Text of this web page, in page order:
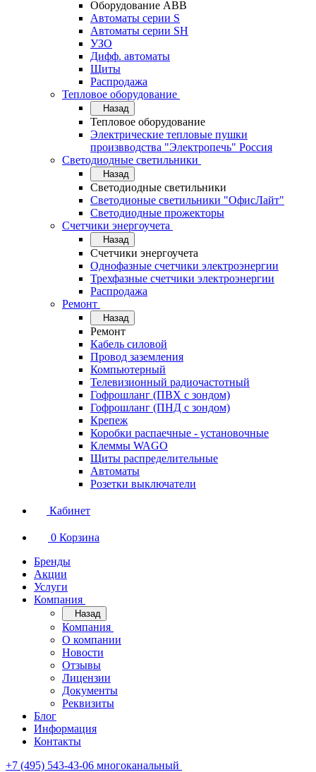
Оборудование АВВ
Автоматы серии S
Автоматы серии SH
УЗО
Дифф. автоматы
Щиты
Распродажа
Тепловое оборудование
Назад
Тепловое оборудование
Электрические тепловые пушки
произвводства "Электропечь" Россия
Светодиодные светильники
Назад
Светодиодные светильники
Светодионые светильники "ОфисЛайт"
Светодиодные прожекторы
Счетчики энергоучета
Назад
Счетчики энергоучета
Однофазные счетчики электроэнергии
Трехфазные счетчики электроэнергии
Распродажа
Ремонт
Назад
Ремонт
Кабель силовой
Провод заземления
Компьютерный
Телевизионный радиочастотный
Гофрошланг (ПВХ с зондом)
Гофрошланг (ПНД с зондом)
Крепеж
Коробки распаечные - установочные
Клеммы WAGO
Щиты распределительные
Автоматы
Розетки выключатели
Кабинет
0 Корзина
Бренды
Акции
Услуги
Компания
Назад
Компания
О компании
Новости
Отзывы
Лицензии
Документы
Реквизиты
Блог
Информация
Контакты
+7 (495) 543-43-06 многоканальный